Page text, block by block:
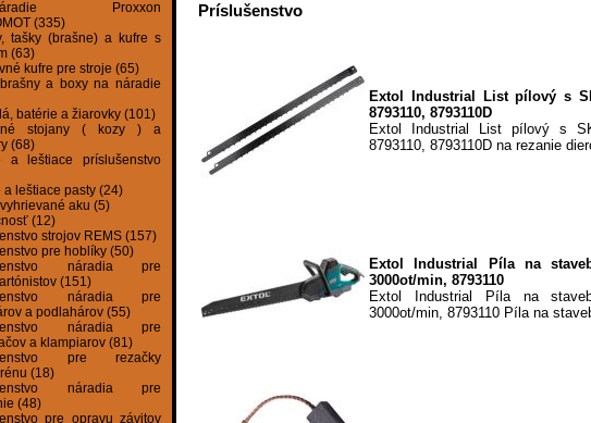
Proxxon
(335)
tašky (brašne) a kufre s
(63)
kufre pre stroje (65)
a boxy na náradie
batérie a žiarovky (101)
stojany ( kozy ) a
(68)
a leštiace príslušenstvo
a leštiace pasty (24)
aku (5)
(12)
strojov REMS (157)
pre hoblíky (50)
náradia pre
(151)
náradia pre
a podlahárov (55)
náradia pre
a klampiarov (81)
pre rezačky
(18)
náradia pre
(48)
pre opravu závitov
Príslušenstvo
Extol Industrial List pílový s
8793110, 8793110D
Extol Industrial List pílový s
8793110, 8793110D na rezanie
Extol Industrial Píla na
3000ot/min, 8793110
Extol Industrial Píla na
3000ot/min, 8793110 Píla na